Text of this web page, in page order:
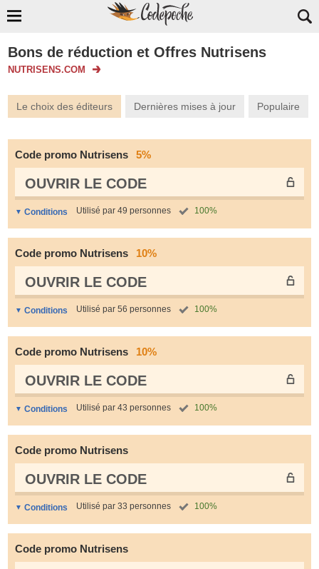
Bons de réduction et Offres Nutrisens
NUTRISENS.COM
Le choix des éditeurs Dernières mises à jour Populaire
Code promo Nutrisens 5%
OUVRIR LE СODE
Conditions Utilisé par 49 personnes 100%
Code promo Nutrisens 10%
OUVRIR LE СODE
Conditions Utilisé par 56 personnes 100%
Code promo Nutrisens 10%
OUVRIR LE СODE
Conditions Utilisé par 43 personnes 100%
Code promo Nutrisens
OUVRIR LE СODE
Conditions Utilisé par 33 personnes 100%
Code promo Nutrisens